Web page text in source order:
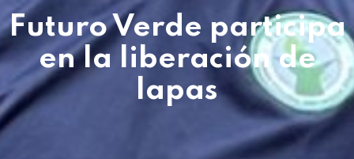
Futuro Verde participa
en la liberación de
lapas